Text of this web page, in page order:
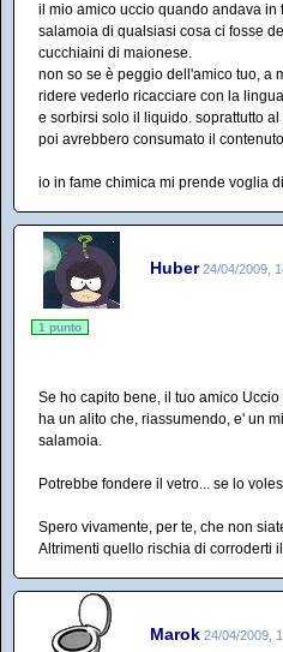
il mio amico uccio quando andava in
salamoia di qualsiasi cosa ci fosse
cucchiaini di maionese.
non so se è peggio dell'amico tuo, a
ridere vederlo ricacciare con la
e sorbirsi solo il liquido. soprattutto
poi avrebbero consumato il
io in fame chimica mi prende voglia
Huber 24/04/2009,
1 punto
Se ho capito bene, il tuo amico
ha un alito che, riassumendo, e' un
salamoia.
Potrebbe fondere il vetro... se lo
Spero vivamente, per te, che non
Altrimenti quello rischia di corroderti
Marok 24/04/2009,